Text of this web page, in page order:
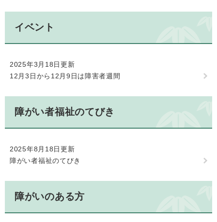
イベント
2025年3月18日更新
12月3日から12月9日は障害者週間
障がい者福祉のてびき
2025年8月18日更新
障がい者福祉のてびき
障がいのある方